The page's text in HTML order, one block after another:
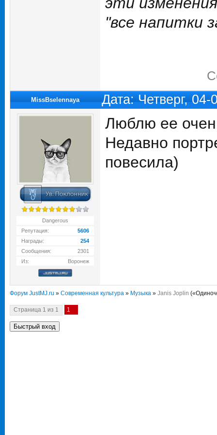
"все напитки
MissBselennaya Дата: Четверг,
Dangerous
Репутация:
5606
Награды:
254
Сообщения:
2301
Из:
Воронеж
Люблю ее
Недавно
повесила)
Форум JustMJ.ru » Современная культура » Музыка » Janis Joplin
Страница 1 из 1 1